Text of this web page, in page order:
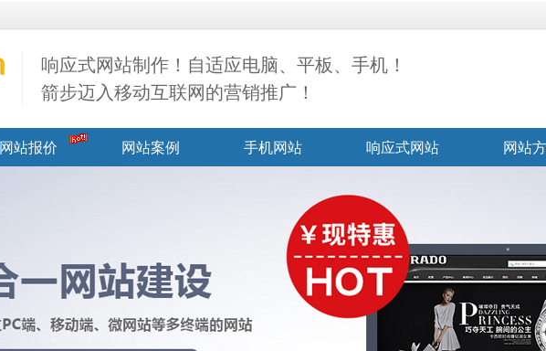
响应式网站制作！自适应电脑、平板、手机！
箭步迈入移动互联网的营销推广！
网站报价 网站案例 手机网站 响应式网站 网站